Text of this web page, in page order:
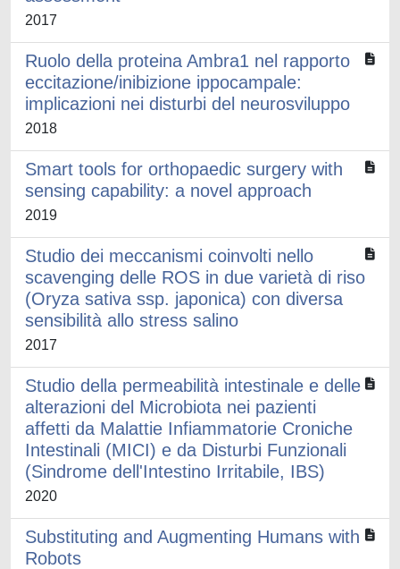
2017
Ruolo della proteina Ambra1 nel rapporto
eccitazione/inibizione ippocampale:
implicazioni nei disturbi del neurosviluppo
2018
Smart tools for orthopaedic surgery with
sensing capability: a novel approach
2019
Studio dei meccanismi coinvolti nello
scavenging delle ROS in due varietà di riso
(Oryza sativa ssp. japonica) con diversa
sensibilità allo stress salino
2017
Studio della permeabilità intestinale e delle
alterazioni del Microbiota nei pazienti
affetti da Malattie Infiammatorie Croniche
Intestinali (MICI) e da Disturbi Funzionali
(Sindrome dell'Intestino Irritabile, IBS)
2020
Substituting and Augmenting Humans with
Robots